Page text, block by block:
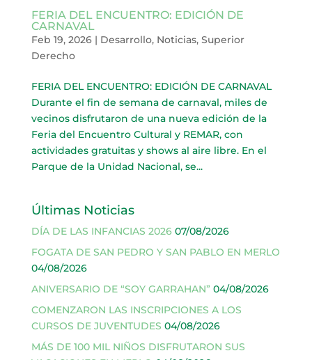
FERIA DEL ENCUENTRO: EDICIÓN DE
CARNAVAL
Feb 19, 2026| Desarrollo, Noticias, Superior
Derecho
FERIA DEL ENCUENTRO: EDICIÓN DE CARNAVAL
Durante el fin de semana de carnaval, miles de
vecinos disfrutaron de una nueva edición de la
Feria del Encuentro Cultural y REMAR, con
actividades gratuitas y shows al aire libre. En el
Parque de la Unidad Nacional, se...
Últimas Noticias
DÍA DE LAS INFANCIAS 2026 07/08/2026
FOGATA DE SAN PEDRO Y SAN PABLO EN MERLO
04/08/2026
ANIVERSARIO DE “SOY GARRAHAN” 04/08/2026
COMENZARON LAS INSCRIPCIONES A LOS
CURSOS DE JUVENTUDES 04/08/2026
MÁS DE 100 MIL NIÑOS DISFRUTARON SUS